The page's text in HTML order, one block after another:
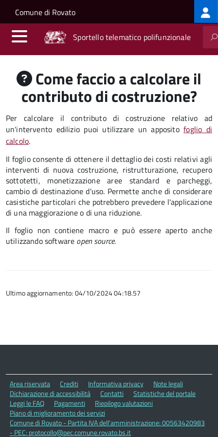
Salta al contenuto principale
Skip to site navigation
Comune di Rovato
Sportello telematico polifunzionale
Come faccio a calcolare il
contributo di costruzione?
Per calcolare il contributo di costruzione relativo ad
un'intervento edilizio puoi utilizzare un appositofoglio di
calcolo.
Il foglio consente di ottenere il dettaglio dei costi relativi agli
interventi di nuova costruzione, ristrutturazione, recupero
sottotetti, monetizzazione aree standard e parcheggi,
cambio di destinazione d'uso. Permette anche di considerare
casistiche particolari che potrebbero prevedere l'applicazione
di una maggiorazione o di una riduzione.
Il foglio non contiene macro e può essere aperto anche
utilizzando software open source.
Ultimo aggiornamento: 04/10/2024 04:18.57
Area riservata Crediti Informativa privacy
Note legali
Dichiarazione di accessibilità
Contatti
Statistiche del portale
Leggi le FAQ
Pagamenti
Riepilogo valutazioni
Piano di miglioramento dei servizi
Comune di Rovato - Partita IVA dell'amministrazione: 00563420983
- PEC: protocollo@pec.comune.rovato.bs.it